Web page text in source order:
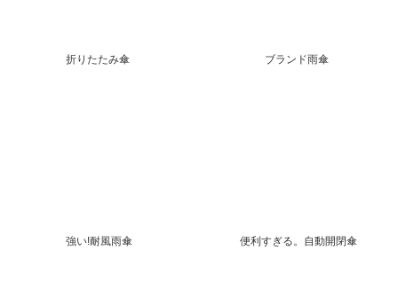
折りたたみ傘 ブランド雨傘
強い!耐風雨傘 便利すぎる。自動開閉傘